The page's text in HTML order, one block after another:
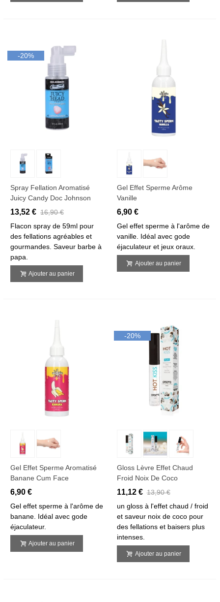
-20%
Spray Fellation Aromatisé
Juicy Candy Doc Johnson
13,52 € 16,90 €
Flacon spray de 59ml pour
des fellations agréables et
gourmandes. Saveur barbe à
papa.
Ajouter au panier
Gel Effet Sperme Arôme
Vanille
6,90 €
Gel effet sperme à l'arôme de
vanille. Idéal avec gode
éjaculateur et jeux oraux.
Ajouter au panier
Gel Effet Sperme Aromatisé
Banane Cum Face
6,90 €
Gel effet sperme à l'arôme de
banane. Idéal avec gode
éjaculateur.
Ajouter au panier
-20%
Gloss Lèvre Effet Chaud
Froid Noix De Coco
11,12 € 13,90 €
un gloss à l'effet chaud / froid
et saveur noix de coco pour
des fellations et baisers plus
intenses.
Ajouter au panier